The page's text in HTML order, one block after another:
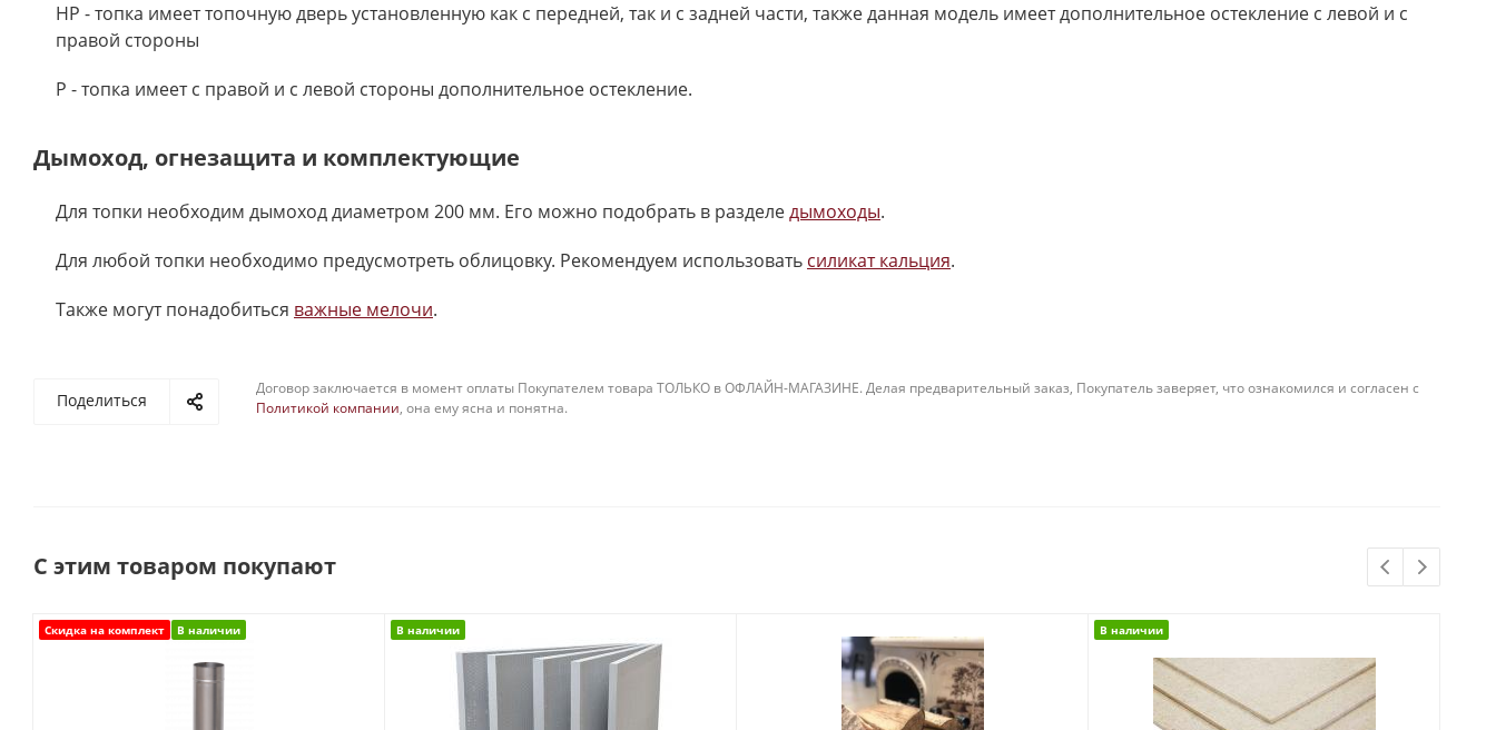
HP - топка имеет топочную дверь установленную как с передней, так и с задней части, также данная модель имеет дополнительное остекление с левой и с
правой стороны
P - топка имеет с правой и с левой стороны дополнительное остекление.
Дымоход, огнезащита и комплектующие
Для топки необходим дымоход диаметром 200 мм. Его можно подобрать в разделедымоходы.
Для любой топки необходимо предусмотреть облицовку. Рекомендуем использовать силикат кальция.
Также могут понадобиться важные мелочи.
Поделиться
Договор заключается в момент оплаты Покупателем товара ТОЛЬКО в ОФЛАЙН-МАГАЗИНЕ. Делая предварительный заказ, Покупатель заверяет, что ознакомился и согласен с
Политикой компании, она ему ясна и понятна.
С этим товаром покупают
Скидка на комплект В наличии В наличии В наличии